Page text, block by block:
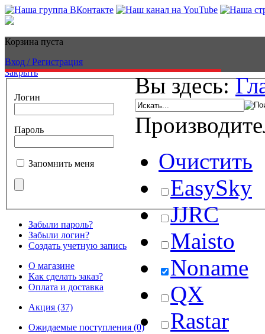
Корзина пуста
Вход / Регистрация
Закрыть
Логин
Пароль
Запомнить меня
Забыли пароль?
Забыли логин?
Создать учетную запись
О магазине
Как сделать заказ?
Оплата и доставка
Акция (37)
Ожидаемые поступления (0)
Вы здесь:
Очистить
EasySky
JJRC
Maisto
Noname
QX
Rastar